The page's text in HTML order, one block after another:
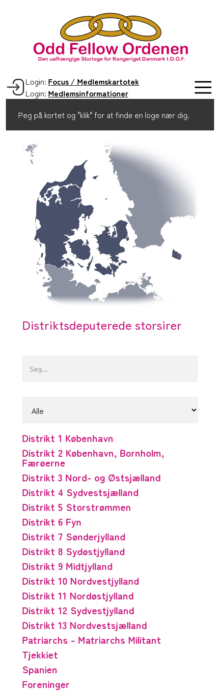
Login: Focus / Medlemskartotek
Login: Medlemsinformationer
Peg på kortet og "klik" for at finde en loge nær dig.
Distriktsdeputerede storsirer
Distrikt 1 København
Distrikt 2 København, Bornholm,
Færøerne
Distrikt 3 Nord- og Østsjælland
Distrikt 4 Sydvestsjælland
Distrikt 5 Storstrømmen
Distrikt 6 Fyn
Distrikt 7 Sønderjylland
Distrikt 8 Sydøstjylland
Distrikt 9 Midtjylland
Distrikt 10 Nordvestjylland
Distrikt 11 Nordøstjylland
Distrikt 12 Sydvestjylland
Distrikt 13 Nordvestsjælland
Patriarchs - Matriarchs Militant
Tjekkiet
Spanien
Foreninger